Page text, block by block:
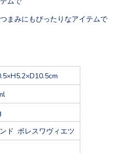
まみにもぴったりなアイテムで
ド ボレスワヴィエツ